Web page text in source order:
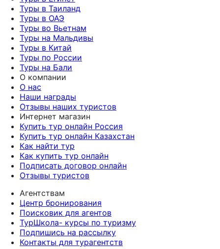
Туры в Таиланд
Туры в ОАЭ
Туры во Вьетнам
Туры на Мальдивы
Туры в Китай
Туры по России
Туры на Бали
О компании
О нас
Наши награды
Отзывы наших туристов
Интернет магазин
Купить тур онлайн Россия
Купить тур онлайн Казахстан
Как найти тур
Как купить тур онлайн
Подписать договор онлайн
Отзывы туристов
Агентствам
Центр бронирования
Поисковик для агентов
ТурШкола- курсы по туризму
Подпишись на рассылку
Контакты для турагентств